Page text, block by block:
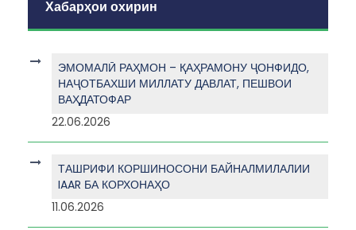
Хабарҳои охирин
ЭМОМАЛӢ РАҲМОН – ҚАҲРАМОНУ ҶОНФИДО,
НАҶОТБАХШИ МИЛЛАТУ ДАВЛАТ, ПЕШВОИ
ВАҲДАТОФАР
22.06.2026
ТАШРИФИ КОРШИНОСОНИ БАЙНАЛМИЛАЛИИ
IAAR БА КОРХОНАҲО
11.06.2026